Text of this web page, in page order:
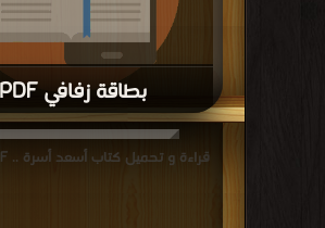
بطاقة زفافي PDF
قراءة و تحميل كتاب بطاقة زفافي PDF مجانا
قراءة و تحميل كتاب أسعد أسرة .. PDF مجانا